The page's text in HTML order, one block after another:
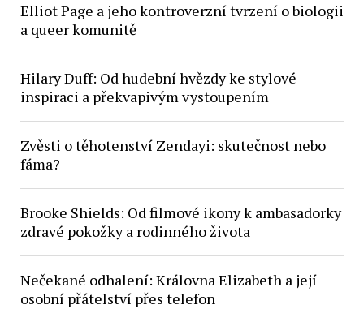
Elliot Page a jeho kontroverzní tvrzení o biologii
a queer komunitě
Hilary Duff: Od hudební hvězdy ke stylové
inspiraci a překvapivým vystoupením
Zvěsti o těhotenství Zendayi: skutečnost nebo
fáma?
Brooke Shields: Od filmové ikony k ambasadorky
zdravé pokožky a rodinného života
Nečekané odhalení: Královna Elizabeth a její
osobní přátelství přes telefon